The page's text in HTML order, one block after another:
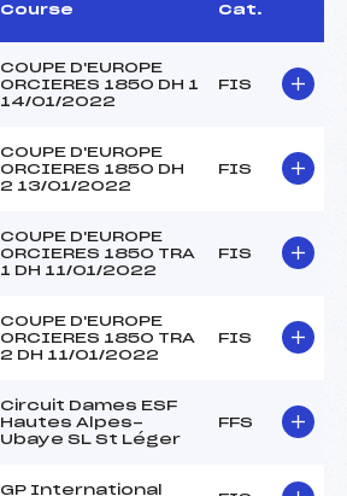
Course Cat.
COUPE D'EUROPE
ORCIERES 1850 DH 1
14/01/2022
FIS
COUPE D'EUROPE
ORCIERES 1850 DH
2 13/01/2022
FIS
COUPE D'EUROPE
ORCIERES 1850 TRA
1 DH 11/01/2022
FIS
COUPE D'EUROPE
ORCIERES 1850 TRA
2 DH 11/01/2022
FIS
Circuit Dames ESF
Hautes Alpes-
Ubaye SL St Léger
FFS
GP International